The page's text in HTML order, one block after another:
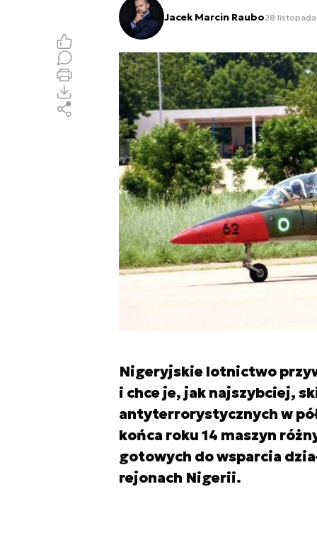
Jacek Marcin Raubo28 listopada
Nigeryjskie lotnictwo
i chce je, jak najszybciej,
antyterrorystycznych w
końca roku 14 maszyn
gotowych do wsparcia
rejonach Nigerii.